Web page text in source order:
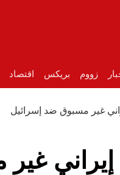
زووم بريكس اقتصاد
غير مسبوق ضد إسرائيل